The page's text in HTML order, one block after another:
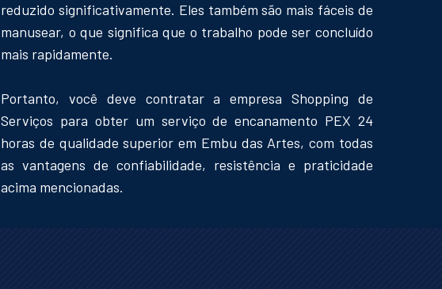
reduzido significativamente. Eles também são mais fáceis de
manusear, o que significa que o trabalho pode ser concluído
mais rapidamente.
Portanto, você deve contratar a empresa Shopping de
Serviços para obter um serviço de encanamento PEX 24
horas de qualidade superior em Embu das Artes, com todas
as vantagens de confiabilidade, resistência e praticidade
acima mencionadas.